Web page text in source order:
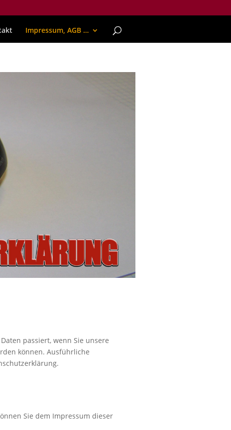
Impressum, AGB …
passiert, wenn Sie unsere
können. Ausführliche
Sie dem Impressum dieser